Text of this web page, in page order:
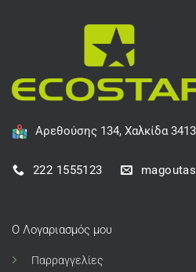
Αρεθούσης 134, Χαλκίδα
222 1555123
Ο Λογαριασμός μου
Παρραγγελίες